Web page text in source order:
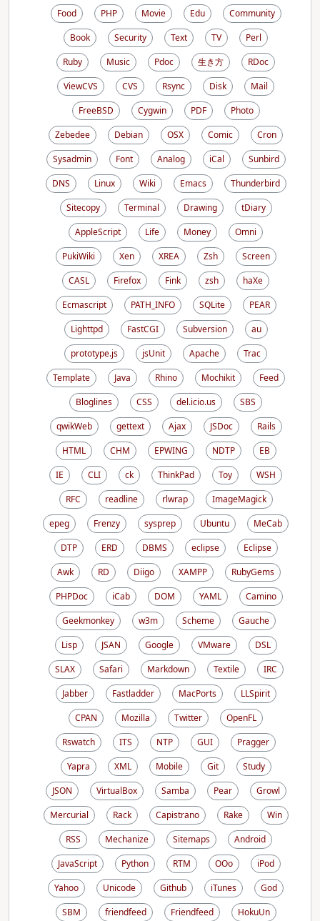
Food PHP Movie Edu
Community
Book
Security Text TV
Perl
Ruby
Music Pdoc 生き方
RDoc
ViewCVS
CVS Rsync Disk
Mail
FreeBSD
Cygwin PDF
Photo
Zebedee
Debian OSX Comic
Cron
Sysadmin
Font Analog iCal
Sunbird
DNS
Linux Wiki Emacs
Thunderbird
Sitecopy
Terminal Drawing
tDiary
AppleScript
Life Money
Omni
PukiWiki
Xen XREA Zsh
Screen
CASL
Firefox Fink zsh
haXe
Ecmascript
PATH_INFO SQLite
PEAR
Lighttpd
FastCGI Subversion
au
prototype.js
jsUnit Apache
Trac
Template
Java Rhino Mochikit
Feed
Bloglines
CSS del.icio.us
SBS
qwikWeb
gettext Ajax JSDoc
Rails
HTML
CHM EPWING NDTP
EB
IE
CLI ck ThinkPad Toy
WSH
RFC
readline rlwrap
ImageMagick
epeg
Frenzy sysprep Ubuntu
MeCab
DTP
ERD DBMS eclipse
Eclipse
Awk
RD Diigo XAMPP
RubyGems
PHPDoc
iCab DOM YAML
Camino
Geekmonkey
w3m Scheme
Gauche
Lisp
JSAN Google VMware
DSL
SLAX
Safari Markdown Textile
IRC
Jabber
Fastladder MacPorts
LLSpirit
CPAN
Mozilla Twitter
OpenFL
Rswatch
ITS NTP GUI
Pragger
Yapra
XML Mobile Git
Study
JSON
VirtualBox Samba Pear
Growl
Mercurial
Rack Capistrano Rake
Win
RSS
Mechanize Sitemaps
Android
JavaScript
Python RTM OOo
iPod
Yahoo
Unicode Github iTunes
God
SBM
friendfeed Friendfeed
HokuUn